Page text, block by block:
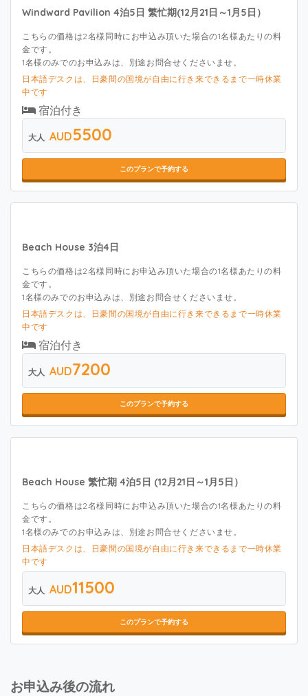
Windward Pavilion 4泊5日 繁忙期(12月21日～1月5日）
こちらの価格は2名様同時にお申込み頂いた場合の1名様あたりの料
金です。
1名様のみでのお申込みは、別途お問合せくださいませ。
日本語デスクは、日豪間の国境が自由に行き来できるまで一時休業
中です
宿泊付き
大人 AUD5500
このプランで予約する
Beach House 3泊4日
こちらの価格は2名様同時にお申込み頂いた場合の1名様あたりの料
金です。
1名様のみでのお申込みは、別途お問合せくださいませ。
日本語デスクは、日豪間の国境が自由に行き来できるまで一時休業
中です
宿泊付き
大人 AUD7200
このプランで予約する
Beach House 繁忙期 4泊5日 (12月21日～1月5日）
こちらの価格は2名様同時にお申込み頂いた場合の1名様あたりの料
金です。
1名様のみでのお申込みは、別途お問合せくださいませ。
日本語デスクは、日豪間の国境が自由に行き来できるまで一時休業
中です
大人 AUD11500
このプランで予約する
お申込み後の流れ